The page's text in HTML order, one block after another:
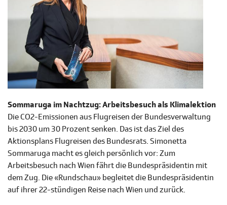
Sommaruga im Nachtzug: Arbeitsbesuch als Klimalektion
Die CO2-Emissionen aus Flugreisen der Bundesverwaltung
bis 2030 um 30 Prozent senken. Das ist das Ziel des
Aktionsplans Flugreisen des Bundesrats. Simonetta
Sommaruga macht es gleich persönlich vor: Zum
Arbeitsbesuch nach Wien fährt die Bundespräsidentin mit
dem Zug. Die «Rundschau» begleitet die Bundespräsidentin
auf ihrer 22-stündigen Reise nach Wien und zurück.